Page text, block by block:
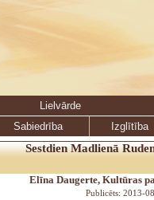
Lielvārde
Sabiedrība
Izglītība
Sestdien Madlienā
Elīna Daugerte, Kultūras
Publicēts: 2013-